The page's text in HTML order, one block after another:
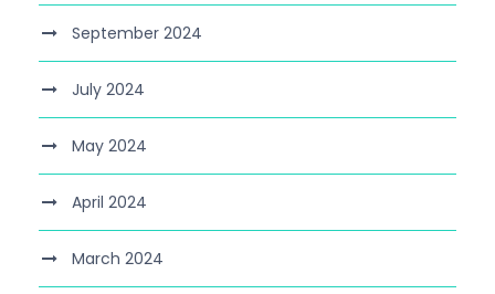
September 2024
July 2024
May 2024
April 2024
March 2024